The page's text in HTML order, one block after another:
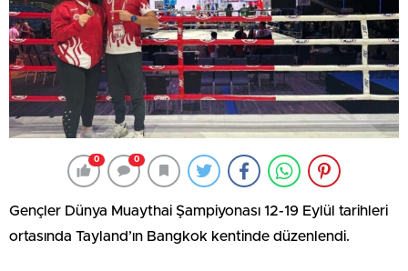
0 0
Gençler Dünya Muaythai Şampiyonası 12-19 Eylül tarihleri
ortasında Tayland’ın Bangkok kentinde düzenlendi.